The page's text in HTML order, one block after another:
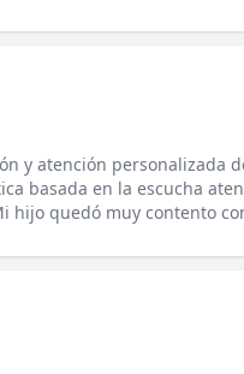
y atención personalizada
basada en la escucha
quedó muy contento